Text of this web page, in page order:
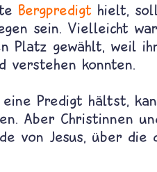
Bergpredigt hielt,
sein. Vielleicht
Platz gewählt, weil
verstehen konnten.
Predigt hältst,
Aber Christinnen
von Jesus, über die